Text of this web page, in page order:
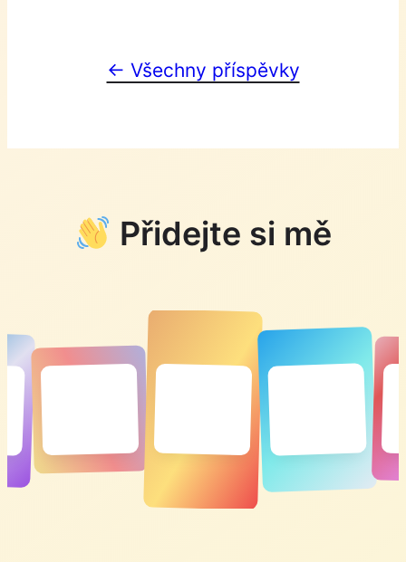
← Všechny příspěvky
Přidejte si mě